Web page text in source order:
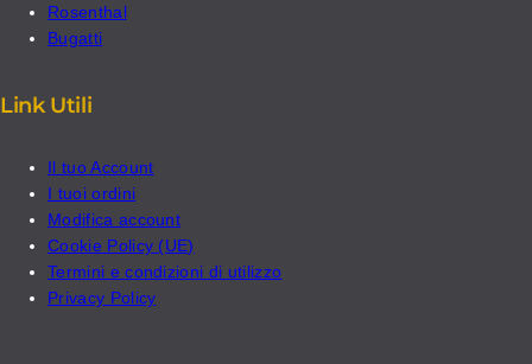
Rosenthal
Bugatti
Link Utili
Il tuo Account
I tuoi ordini
Modifica account
Cookie Policy (UE)
Termini e condizioni di utilizzo
Privacy Policy